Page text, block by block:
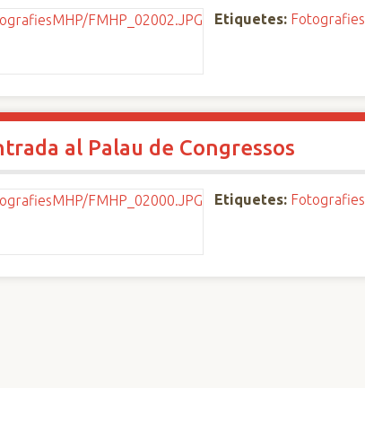
Etiquetes: Fotografies
al Palau de Congressos
Etiquetes: Fotografies